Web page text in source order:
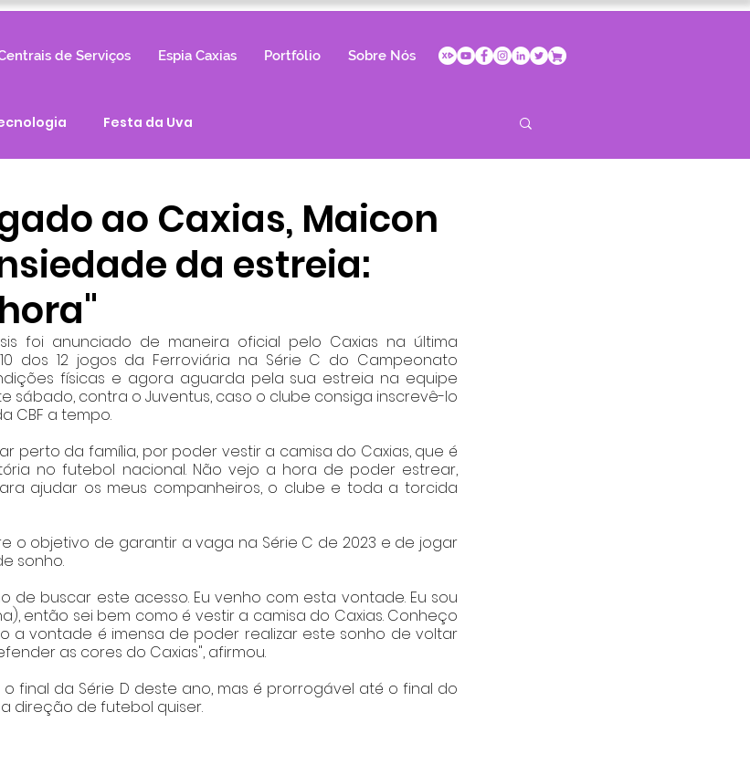
de Serviços Espia Caxias Portfólio Sobre Nós
Festa da Uva
ao Caxias, Maicon
da estreia:
foi anunciado de maneira oficial pelo Caxias na última
dos 12 jogos da Ferroviária na Série C do Campeonato
físicas e agora aguarda pela sua estreia na equipe
sábado, contra o Juventus, caso o clube consiga inscrevê-lo
CBF a tempo.
perto da família, por poder vestir a camisa do Caxias, que é
no futebol nacional. Não vejo a hora de poder estrear,
ajudar os meus companheiros, o clube e toda a torcida
o objetivo de garantir a vaga na Série C de 2023 e de jogar
sonho.
de buscar este acesso. Eu venho com esta vontade. Eu sou
então sei bem como é vestir a camisa do Caxias. Conheço
a vontade é imensa de poder realizar este sonho de voltar
as cores do Caxias", afirmou.
final da Série D deste ano, mas é prorrogável até o final do
direção de futebol quiser.